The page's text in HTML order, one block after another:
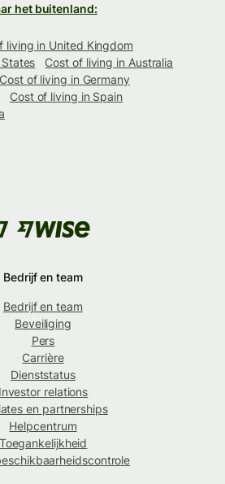
het buitenland:
living in United Kingdom
Cost of living in Australia
Cost of living in Germany
Cost of living in Spain
Bedrijf en team
Bedrijf en team
Beveiliging
Pers
Carrière
Dienststatus
Investor relations
en partnerships
Helpcentrum
Toegankelijkheid